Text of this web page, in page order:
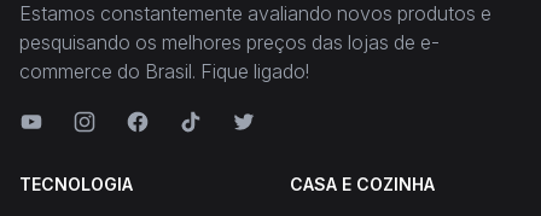
Estamos constantemente avaliando novos produtos e
pesquisando os melhores preços das lojas de e-
commerce do Brasil. Fique ligado!
TECNOLOGIA CASA E COZINHA